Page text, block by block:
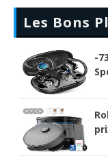
Les Bons
-